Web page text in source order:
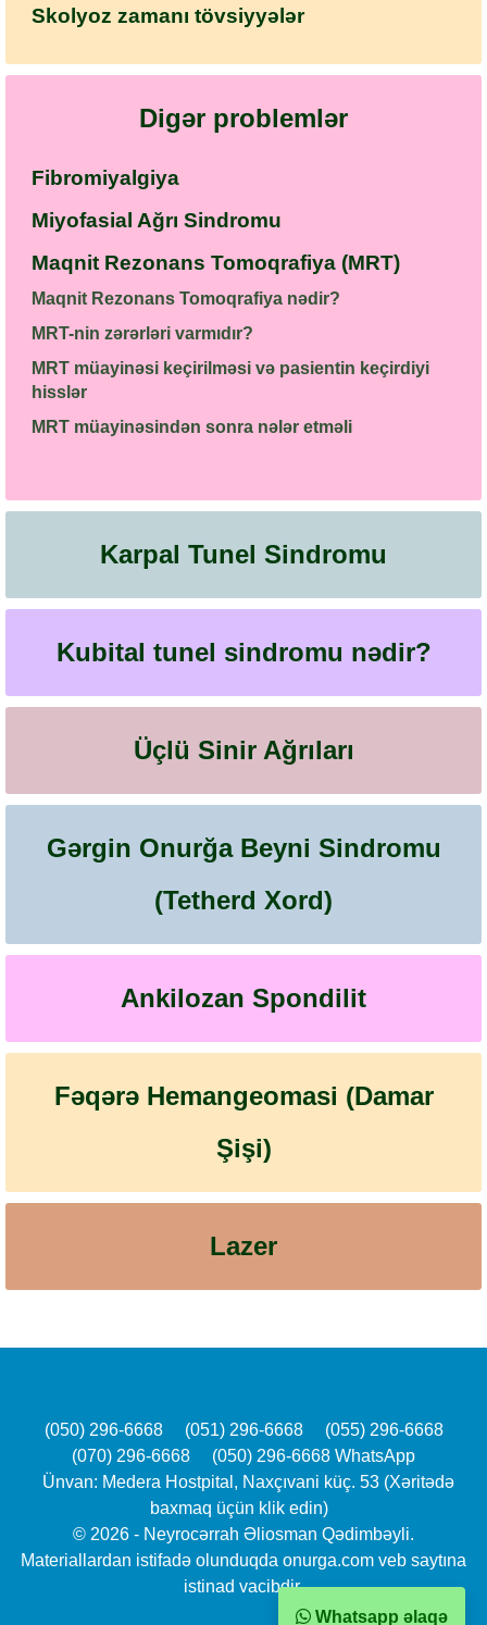
Skolyoz zamanı tövsiyyələr
Digər problemlər
Fibromiyalgiya
Miyofasial Ağrı Sindromu
Maqnit Rezonans Tomoqrafiya (MRT)
Maqnit Rezonans Tomoqrafiya nədir?
MRT-nin zərərləri varmıdır?
MRT müayinəsi keçirilməsi və pasientin keçirdiyi
hisslər
MRT müayinəsindən sonra nələr etməli
Karpal Tunel Sindromu
Kubital tunel sindromu nədir?
Üçlü Sinir Ağrıları
Gərgin Onurğa Beyni Sindromu
(Tetherd Xord)
Ankilozan Spondilit
Fəqərə Hemangeomasi (Damar
Şişi)
Lazer
(050) 296-6668 (051) 296-6668
(055) 296-6668
(070) 296-6668
(050) 296-6668 WhatsApp
Ünvan: Medera Hostpital, Naxçıvani küç. 53 (Xəritədə
baxmaq üçün klik edin)
© 2026 - Neyrocərrah Əliosman Qədimbəyli.
Materiallardan istifadə olunduqda onurga.com veb saytına
istinad vacibdir.
Whatsapp əlaqə